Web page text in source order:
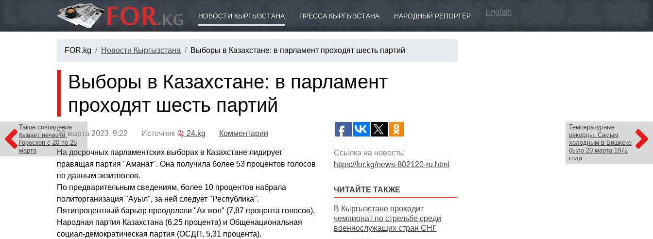
НОВОСТИ КЫРГЫЗСТАНА ПРЕССА КЫРГЫЗСТАНА НАРОДНЫЙ РЕПОРТЁР English
FOR.kg Новости Кыргызстана Выборы в Казахстане: в парламент проходят шесть партий
Такое совпадение
бывает нечасто.
Гороскоп с 20 по 26
марта
Температурные
рекорды. Самым
холодным в Бишкеке
было 20 марта 1972
года
Выборы в Казахстане: в парламент
проходят шесть партий
20 марта 2023, 9:22 Источник 24.kg Комментарии
На досрочных парламентских выборах в Казахстане лидирует
правящая партия "Аманат". Она получила более 53 процентов голосов
по данным экзитполов.
По предварительным сведениям, более 10 процентов набрала
политорганизация "Ауыл", за ней следует "Республика".
Пятипроцентный барьер преодолели "Ак жол" (7,87 процента голосов),
Народная партия Казахстана (6,25 процента) и Общенациональная
социал-демократическая партия (ОСДП, 5,31 процента).
Ссылка на новость:
https://for.kg/news-802120-ru.html
ЧИТАЙТЕ ТАКЖЕ
В Кыргызстане проходит
чемпионат по стрельбе среди
военнослужащих стран СНГ